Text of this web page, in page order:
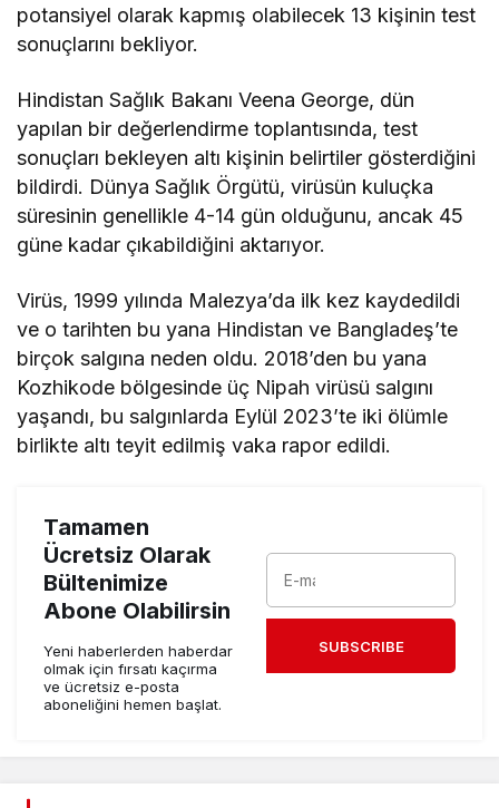
potansiyel olarak kapmış olabilecek 13 kişinin test
sonuçlarını bekliyor.
Hindistan Sağlık Bakanı Veena George, dün
yapılan bir değerlendirme toplantısında, test
sonuçları bekleyen altı kişinin belirtiler gösterdiğini
bildirdi. Dünya Sağlık Örgütü, virüsün kuluçka
süresinin genellikle 4-14 gün olduğunu, ancak 45
güne kadar çıkabildiğini aktarıyor.
Virüs, 1999 yılında Malezya’da ilk kez kaydedildi
ve o tarihten bu yana Hindistan ve Bangladeş’te
birçok salgına neden oldu. 2018’den bu yana
Kozhikode bölgesinde üç Nipah virüsü salgını
yaşandı, bu salgınlarda Eylül 2023’te iki ölümle
birlikte altı teyit edilmiş vaka rapor edildi.
Tamamen
Ücretsiz Olarak
Bültenimize
Abone Olabilirsin
Yeni haberlerden haberdar
olmak için fırsatı kaçırma
ve ücretsiz e-posta
aboneliğini hemen başlat.
SUBSCRIBE